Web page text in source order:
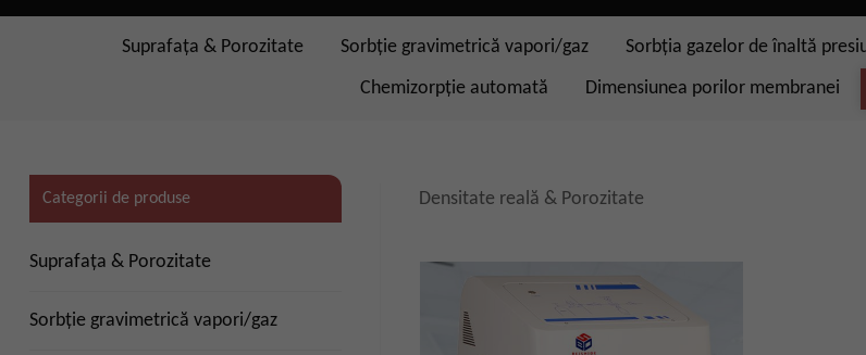
Suprafaţa & Porozitate Sorbție gravimetrică vapori/gaz Sorbția gazelor de înaltă
Chemizorpție automată
Dimensiunea porilor membranei
Densitate reală & Porozitate
Categorii de produse
Suprafaţa & Porozitate
Sorbție gravimetrică vapori/gaz